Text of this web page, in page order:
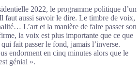
2022, le programme politique d’un
faut aussi savoir le dire. Le timbre de voix,
L’art et la manière de faire passer son
la voix est plus importante que ce que
fait passer le fond, jamais l’inverse.
endorment en cinq minutes alors que le
génial ».